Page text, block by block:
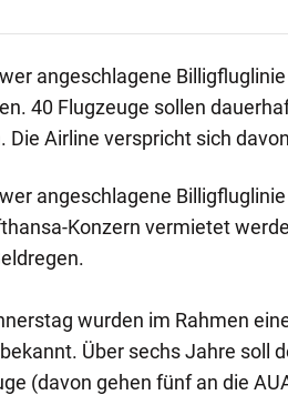
angeschlagene
40 Flugzeuge sollen
Die Airline verspricht sich
angeschlagene
Konzern vermietet
wurden im Rahmen
Über sechs Jahre soll
(davon gehen fünf an die